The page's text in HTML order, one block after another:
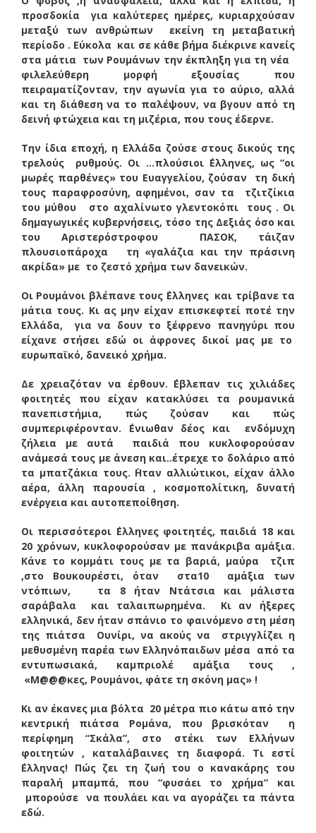
προσδοκία για καλύτερες ημέρες, κυριαρχούσαν
μεταξύ των ανθρώπων εκείνη τη μεταβατική
περίοδο . Εύκολα και σε κάθε βήμα διέκρινε κανείς
στα μάτια των Ρουμάνων την έκπληξη για τη νέα
φιλελεύθερη μορφή εξουσίας που
πειραματίζονταν, την αγωνία για το αύριο, αλλά
και τη διάθεση να το παλέψουν, να βγουν από τη
δεινή φτώχεια και τη μιζέρια, που τους έδερνε.
Την ίδια εποχή, η Ελλάδα ζούσε στους δικούς της
τρελούς ρυθμούς. Οι …πλούσιοι ΄Ελληνες, ως “οι
μωρές παρθένες» του Ευαγγελίου, ζούσαν τη δική
τους παραφροσύνη, αφημένοι, σαν τα τζιτζίκια
του μύθου στο αχαλίνωτο γλεντοκόπι τους . Οι
δημαγωγικές κυβερνήσεις, τόσο της Δεξιάς όσο και
του Αριστερόστροφου ΠΑΣΟΚ, τάιζαν
πλουσιοπάροχα τη «γαλάζια και την πράσινη
ακρίδα» με το ζεστό χρήμα των δανεικών.
Οι Ρουμάνοι βλέπανε τους ΄Ελληνες και τρίβανε τα
μάτια τους. Κι ας μην είχαν επισκεφτεί ποτέ την
Ελλάδα, για να δουν το ξέφρενο πανηγύρι που
είχανε στήσει εδώ οι άφρονες δικοί μας με το
ευρωπαϊκό, δανεικό χρήμα.
Δε χρειαζόταν να έρθουν. ΄Εβλεπαν τις χιλιάδες
φοιτητές που είχαν κατακλύσει τα ρουμανικά
πανεπιστήμια, πώς ζούσαν και πώς
συμπεριφέρονταν. ΄Ενιωθαν δέος και ενδόμυχη
ζήλεια με αυτά παιδιά που κυκλοφορούσαν
ανάμεσά τους με άνεση και..έτρεχε το δολάριο από
τα μπατζάκια τους. ΄Ηταν αλλιώτικοι, είχαν άλλο
αέρα, άλλη παρουσία , κοσμοπολίτικη, δυνατή
ενέργεια και αυτοπεποίθηση.
Οι περισσότεροι ΄Ελληνες φοιτητές, παιδιά 18 και
20 χρόνων, κυκλοφορούσαν με πανάκριβα αμάξια.
Κάνε το κομμάτι τους με τα βαριά, μαύρα τζιπ
,στο Βουκουρέστι, όταν στα10 αμάξια των
ντόπιων, τα 8 ήταν Ντάτσια και μάλιστα
σαράβαλα και ταλαιπωρημένα. Κι αν ήξερες
ελληνικά, δεν ήταν σπάνιο το φαινόμενο στη μέση
της πιάτσα Ουνίρι, να ακούς να στριγγλίζει η
μεθυσμένη παρέα των Ελληνόπαιδων μέσα από τα
εντυπωσιακά, καμπριολέ αμάξια τους ,
«Μ@@@κες, Ρουμάνοι, φάτε τη σκόνη μας» !
Κι αν έκανες μια βόλτα 20 μέτρα πιο κάτω από την
κεντρική πιάτσα Ρομάνα, που βρισκόταν η
περίφημη “Σκάλα”, στο στέκι των Ελλήνων
φοιτητών , καταλάβαινες τη διαφορά. Τι εστί
΄Ελληνας! Πώς ζει τη ζωή του ο κανακάρης του
παραλή μπαμπά, που “φυσάει το χρήμα” και
μπορούσε να πουλάει και να αγοράζει τα πάντα
εδώ.